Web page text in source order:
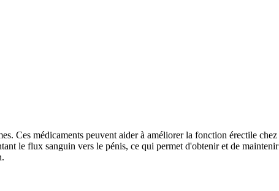
Ces médicaments peuvent aider à améliorer la fonction érectile
le flux sanguin vers le pénis, ce qui permet d'obtenir et de